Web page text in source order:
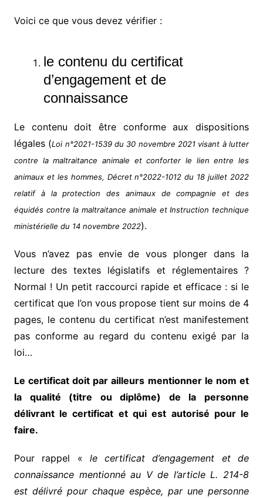
Voici ce que vous devez vérifier :
le contenu du certificat
d’engagement et de
connaissance
Le contenu doit être conforme aux dispositions
légales (Loi n°2021-1539 du 30 novembre 2021 visant à lutter
contre la maltraitance animale et conforter le lien entre les
animaux et les hommes, Décret n°2022-1012 du 18 juillet 2022
relatif à la protection des animaux de compagnie et des
équidés contre la maltraitance animale et Instruction technique
ministérielle du 14 novembre 2022).
Vous n’avez pas envie de vous plonger dans la
lecture des textes législatifs et réglementaires ?
Normal ! Un petit raccourci rapide et efficace : si le
certificat que l’on vous propose tient sur moins de 4
pages, le contenu du certificat n’est manifestement
pas conforme au regard du contenu exigé par la
loi…
Le certificat doit par ailleurs mentionner le nom et
la qualité (titre ou diplôme) de la personne
délivrant le certificat et qui est autorisé pour le
faire.
Pour rappel « le certificat d’engagement et de
connaissance mentionné au V de l’article L. 214-8
est délivré pour chaque espèce, par une personne